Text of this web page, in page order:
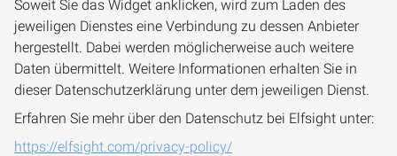
Soweit Sie das Widget anklicken, wird zum Laden des
jeweiligen Dienstes eine Verbindung zu dessen Anbieter
hergestellt. Dabei werden möglicherweise auch weitere
Daten übermittelt. Weitere Informationen erhalten Sie in
dieser Datenschutzerklärung unter dem jeweiligen Dienst.
Erfahren Sie mehr über den Datenschutz bei Elfsight unter:
https://elfsight.com/privacy-policy/